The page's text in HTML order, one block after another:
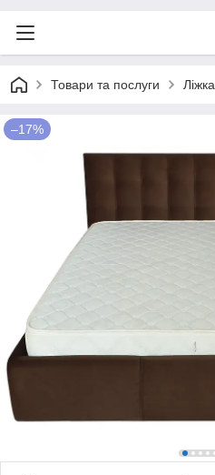
Товари та послуги Ліжка
–17%